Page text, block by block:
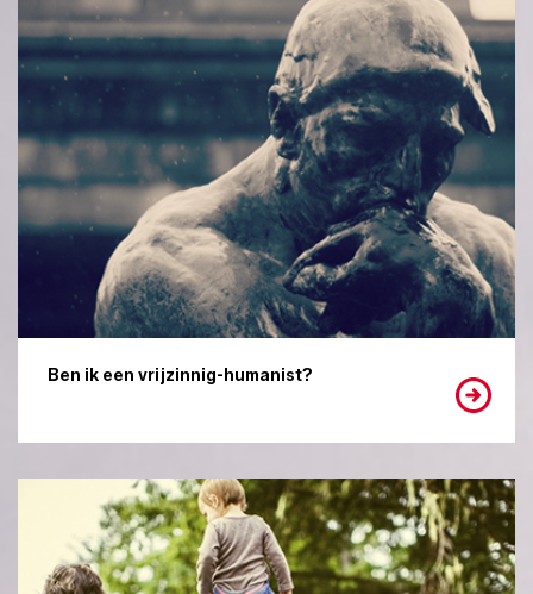
Ben ik een vrijzinnig-humanist?